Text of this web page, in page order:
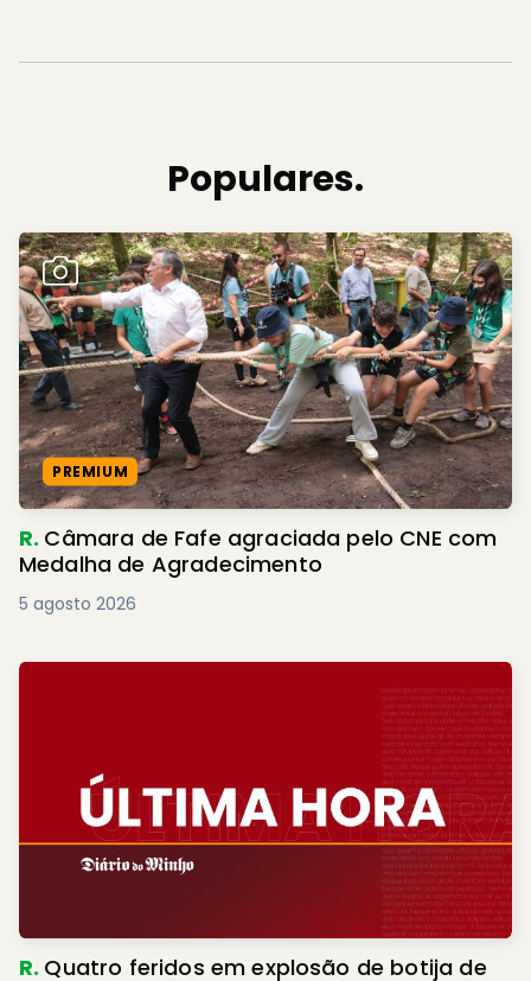
Populares.
PREMIUM
R. Câmara de Fafe agraciada pelo CNE com
Medalha de Agradecimento
5 agosto 2026
R. Quatro feridos em explosão de botija de